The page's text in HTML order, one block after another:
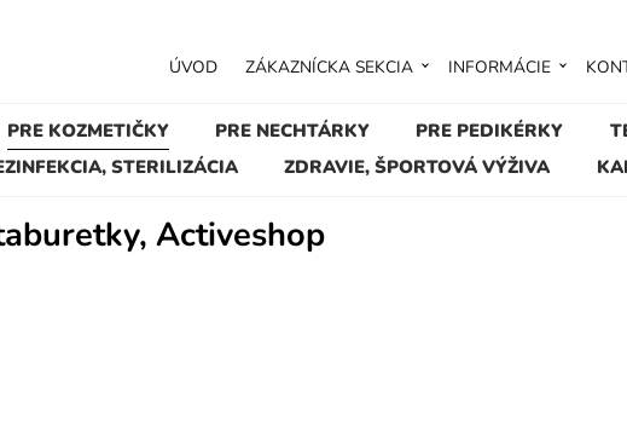
PRE KOZMETIČKY PRE NECHTÁRKY PRE PEDIKÉRKY
STERILIZÁCIA ZDRAVIE, ŠPORTOVÁ VÝŽIVA
ÚVOD ZÁKAZNÍCKA SEKCIA INFORMÁCIE
Activeshop